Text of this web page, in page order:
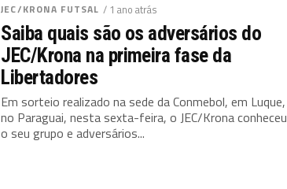
JEC/KRONA FUTSAL / 1 ano atrás
Saiba quais são os adversários do
JEC/Krona na primeira fase da
Libertadores
Em sorteio realizado na sede da Conmebol, em Luque,
no Paraguai, nesta sexta-feira, o JEC/Krona conheceu
o seu grupo e adversários...